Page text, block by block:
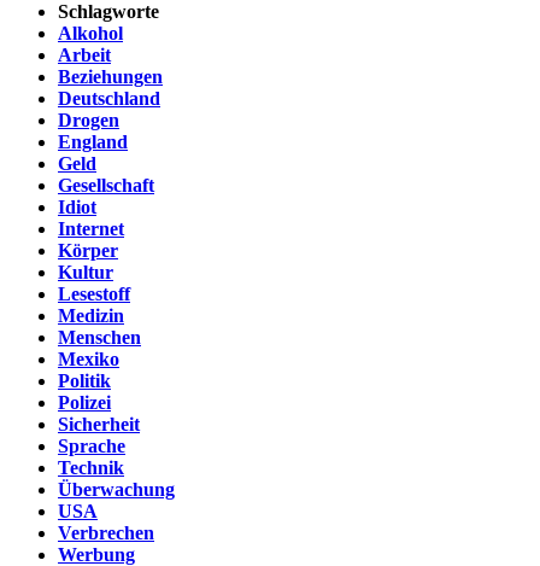
Schlagworte
Alkohol
Arbeit
Beziehungen
Deutschland
Drogen
England
Geld
Gesellschaft
Idiot
Internet
Körper
Kultur
Lesestoff
Medizin
Menschen
Mexiko
Politik
Polizei
Sicherheit
Sprache
Technik
Überwachung
USA
Verbrechen
Werbung